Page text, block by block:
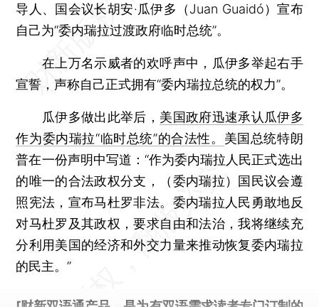
导人、国会议长胡安·瓜伊多（Juan Guaidó）宣布
自己为“委内瑞拉过渡政府临时总统”。
在上万名示威者的欢呼声中，瓜伊多举起右手
宣誓，声称自己正式拥有“委内瑞拉总统的权力”。
瓜伊多做出此举后， 美国政府迅速承认瓜伊多
作为委内瑞拉“临时总统”的合法性。 美国总统特朗
普在一份声明中写道：“作为委内瑞拉人民正式选出
的唯一的合法政权分支，（委内瑞拉）国民议会遵
照宪法，宣布马杜罗非法。委内瑞拉人民勇敢地反
对马杜罗及其政权，要求自由和法治，我将继续充
分利用美国的经济和外交力量来推动恢复委内瑞拉
的民主。”